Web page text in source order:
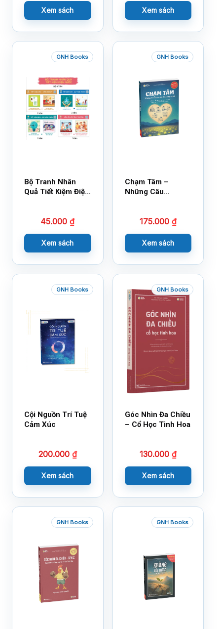
Xem sách Xem sách
GNH Books
Bộ Tranh Nhân
Quả Tiết Kiệm Điện
45.000₫
Xem sách
GNH Books
Chạm Tâm –
Những Câu
175.000 ₫
Xem sách
GNH Books
Cội Nguồn Trí Tuệ
Cảm Xúc
200.000 ₫
Xem sách
GNH Books
Góc Nhìn Đa Chiều
– Cổ Học Tinh Hoa
130.000 ₫
Xem sách
GNH Books GNH Books